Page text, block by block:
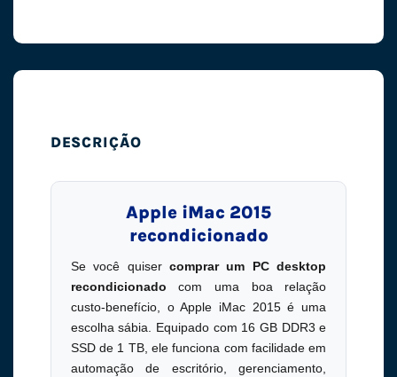
DESCRIÇÃO
Apple iMac 2015
recondicionado
Se você quiser comprar um PC desktop
recondicionado com uma boa relação
custo-benefício, o Apple iMac 2015 é uma
escolha sábia. Equipado com 16 GB DDR3 e
SSD de 1 TB, ele funciona com facilidade em
automação de escritório, gerenciamento,